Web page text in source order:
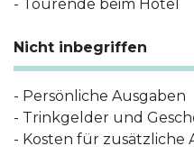
- Tourende beim Hotel
Nicht inbegriffen
- Persönliche Ausgaben
- Trinkgelder und
- Kosten für zusätzliche